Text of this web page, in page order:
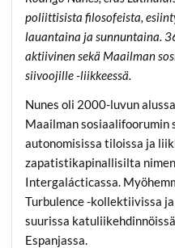
poliittisista filosofeista,
lauantaina ja sunnuntaina.
aktiivinen sekä Maailman
siivoojille -liikkeessä.
Nunes oli 2000-luvun
Maailman sosiaalifoorumin
autonomisissa tiloissa ja
zapatistikapinallisilta
Intergalácticassa.
Turbulence -kollektiivissa
suurissa
Espanjassa.